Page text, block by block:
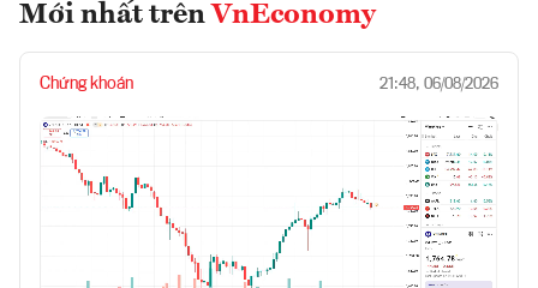
Mới nhất trên VnEconomy
Chứng khoán 21:48, 06/08/2026